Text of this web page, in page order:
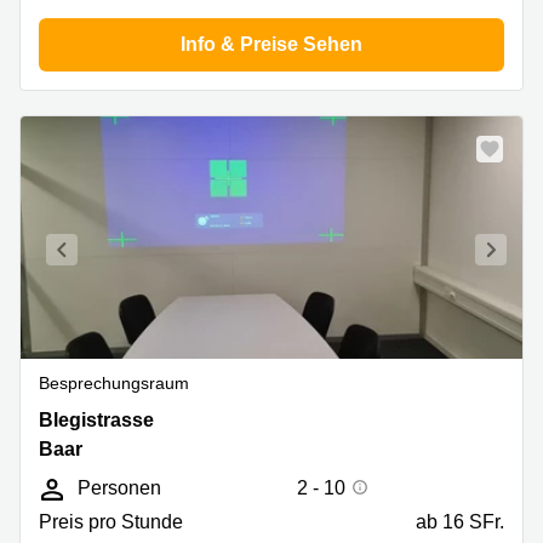
Zürich
Center
Zug
Center
Basel
Business
Center
Luzern
Rathausstrasse
Turmstrasse
18
Suurstoffi
37 6343
Info & Preise Sehen
Besprechungsraum
Blegistrasse,
23,
Blegistrasse
Baar
Personen
2 - 10
Preis pro Stunde
ab 16 SFr.